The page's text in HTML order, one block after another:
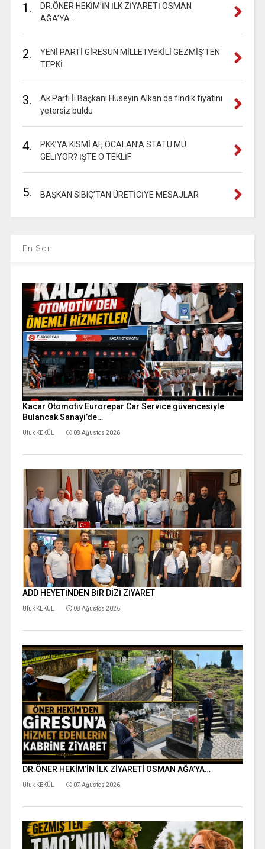
1.
DR.ÖNER HEKİM’İN İLK ZİYARETİ OSMAN
AĞA’YA…
2.
YENİ PARTİ GİRESUN MİLLETVEKİLİ GEZMİŞ’TEN
TEPKİ
3.
Ak Parti İl Başkanı Hüseyin Alkan da fındık fiyatını
yetersiz buldu
4.
PKK’YA KISMİ AF, ÖCALAN’A STATÜ MÜ
GELİYOR? İŞTE O TEKLİF
5. BAŞKAN SIBIÇ’TAN ÜRETİCİYE MESAJLAR
En Son
Kacar Otomotiv Eurorepar Car Service güvencesiyle
Bulancak Sanayi’de…
Ufuk KEKÜL 08 Ağustos 2026
ADD HEYETİNDEN BİR DİZİ ZİYARET
Ufuk KEKÜL 08 Ağustos 2026
DR.ÖNER HEKİM’İN İLK ZİYARETİ OSMAN AĞA’YA…
Ufuk KEKÜL 07 Ağustos 2026